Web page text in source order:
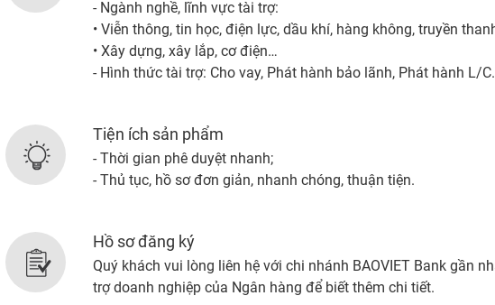
- Ngành nghề, lĩnh vực tài trợ:
• Viễn thông, tin học, điện lực, dầu khí, hàng không, truyền
• Xây dựng, xây lắp, cơ điện…
- Hình thức tài trợ: Cho vay, Phát hành bảo lãnh, Phát hành L/C.
Tiện ích sản phẩm
- Thời gian phê duyệt nhanh;
- Thủ tục, hồ sơ đơn giản, nhanh chóng, thuận tiện.
Hồ sơ đăng ký
Quý khách vui lòng liên hệ với chi nhánh BAOVIET Bank gần
trợ doanh nghiệp của Ngân hàng để biết thêm chi tiết.